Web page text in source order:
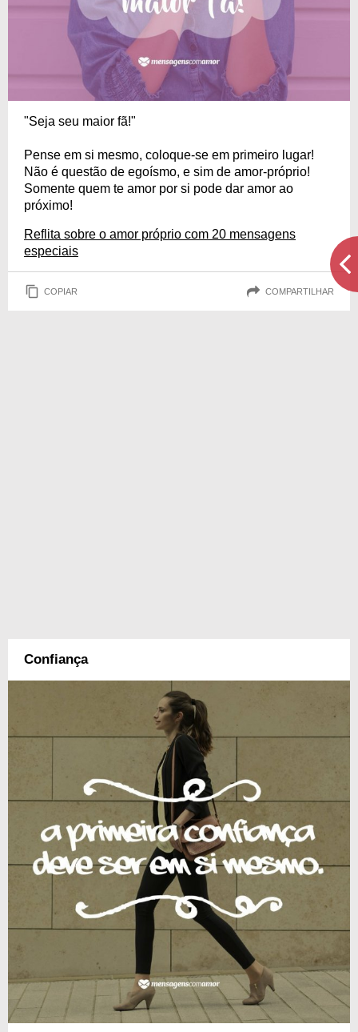
"Seja seu maior fã!"
Pense em si mesmo, coloque-se em primeiro lugar!
Não é questão de egoísmo, e sim de amor-próprio!
Somente quem te amor por si pode dar amor ao
próximo!
Reflita sobre o amor próprio com 20 mensagens
especiais
COPIAR COMPARTILHAR
Confiança